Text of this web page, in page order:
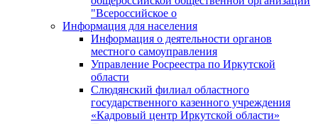
"Всероссийское о
Информация для населения
Информация о деятельности органов
местного самоуправления
Управление Росреестра по Иркутской
области
Слюдянский филиал областного
государственного казенного учреждения
«Кадровый центр Иркутской области»